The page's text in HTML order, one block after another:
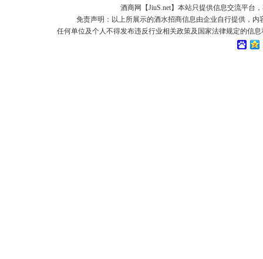
酒商网【JiuS.net】本站只提供信息交流平台
免责声明：以上所展示的酒水招商信息由企业自行提供，
任何单位及个人不得发布违反行业相关政策及国家法律规定的信